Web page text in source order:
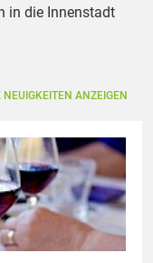
in die Innenstadt
NEUIGKEITEN ANZEIGEN